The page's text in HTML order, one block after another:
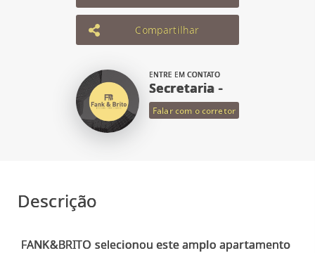
Compartilhar
ENTRE EM CONTATO
Secretaria -
Falar com o corretor
Descrição
FANK&BRITO selecionou este amplo apartamento